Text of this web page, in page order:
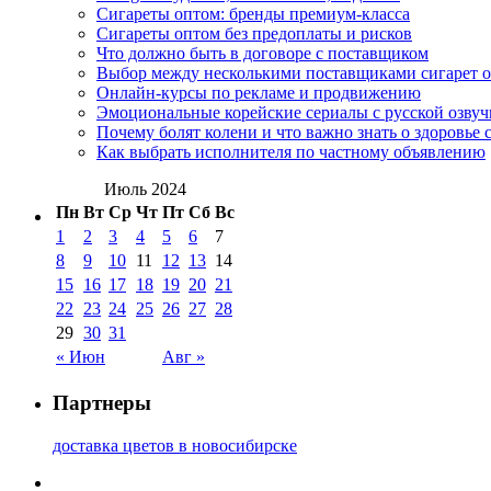
Сигареты оптом: бренды премиум-класса
Сигареты оптом без предоплаты и рисков
Что должно быть в договоре с поставщиком
Выбор между несколькими поставщиками сигарет
Онлайн-курсы по рекламе и продвижению
Эмоциональные корейские сериалы с русской
Почему болят колени и что важно знать о здоровье
Как выбрать исполнителя по частному объявлению
Июль 2024
Пн Вт Ср Чт Пт Сб Вс
« Июн Авг »
1 2 3 4 5 6
7
8
9 10 11 12 13 14
15 16 17 18 19 20 21
22 23 24 25 26 27 28
29 30 31
Партнеры
доставка цветов в новосибирске